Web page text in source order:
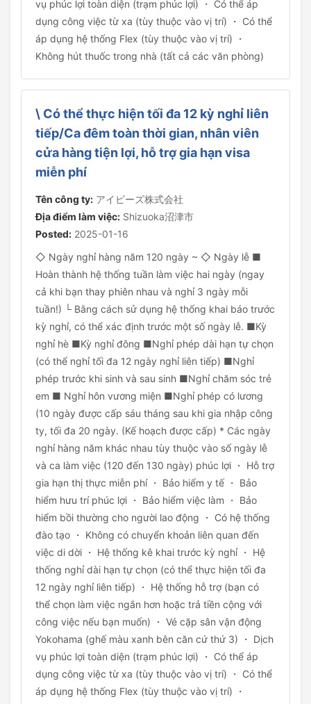
vụ phúc lợi toàn diện (trạm phúc lợi) ・ Có thể áp
dụng công việc từ xa (tùy thuộc vào vị trí) ・ Có thể
áp dụng hệ thống Flex (tùy thuộc vào vị trí) ・
Không hút thuốc trong nhà (tất cả các văn phòng)
\ Có thể thực hiện tối đa 12 kỳ nghỉ liên
tiếp/Ca đêm toàn thời gian, nhân viên
cửa hàng tiện lợi, hỗ trợ gia hạn visa
miễn phí
Tên công ty: アイビーズ株式会社
Địa điểm làm việc: Shizuoka沼津市
Posted: 2025-01-16
◇ Ngày nghỉ hàng năm 120 ngày ~ ◇ Ngày lễ ■
Hoàn thành hệ thống tuần làm việc hai ngày (ngay
cả khi bạn thay phiên nhau và nghỉ 3 ngày mỗi
tuần!) └ Bằng cách sử dụng hệ thống khai báo trước
kỳ nghỉ, có thể xác định trước một số ngày lễ. ■Kỳ
nghỉ hè ■Kỳ nghỉ đông ■Nghỉ phép dài hạn tự chọn
(có thể nghỉ tối đa 12 ngày nghỉ liên tiếp) ■Nghỉ
phép trước khi sinh và sau sinh ■Nghỉ chăm sóc trẻ
em ■ Nghỉ hôn vương miện ■Nghỉ phép có lương
(10 ngày được cấp sáu tháng sau khi gia nhập công
ty, tối đa 20 ngày. (Kế hoạch được cấp) * Các ngày
nghỉ hàng năm khác nhau tùy thuộc vào số ngày lễ
và ca làm việc (120 đến 130 ngày) phúc lợi ・ Hỗ trợ
gia hạn thị thực miễn phí ・ Bảo hiểm y tế ・ Bảo
hiểm hưu trí phúc lợi ・ Bảo hiểm việc làm ・ Bảo
hiểm bồi thường cho người lao động ・ Có hệ thống
đào tạo ・ Không có chuyển khoản liên quan đến
việc di dời ・ Hệ thống kê khai trước kỳ nghỉ ・ Hệ
thống nghỉ dài hạn tự chọn (có thể thực hiện tối đa
12 ngày nghỉ liên tiếp) ・ Hệ thống hỗ trợ (bạn có
thể chọn làm việc ngắn hơn hoặc trả tiền cộng với
công việc nếu bạn muốn) ・ Vé cặp sân vận động
Yokohama (ghế màu xanh bên căn cứ thứ 3) ・ Dịch
vụ phúc lợi toàn diện (trạm phúc lợi) ・ Có thể áp
dụng công việc từ xa (tùy thuộc vào vị trí) ・ Có thể
áp dụng hệ thống Flex (tùy thuộc vào vị trí) ・